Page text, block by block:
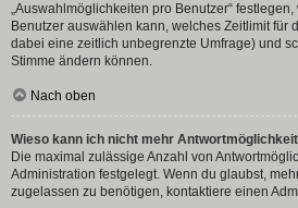
„Auswahlmöglichkeiten pro Benutzer“
Benutzer auswählen kann, welches Zeitlimit für
dabei eine zeitlich unbegrenzte Umfrage) und
Stimme ändern können.
Nach oben
Wieso kann ich nicht mehr
Die maximal zulässige Anzahl von
Administration festgelegt. Wenn du glaubst,
zugelassen zu benötigen, kontaktiere einen